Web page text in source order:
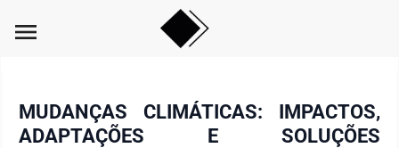
menu
MUDANÇAS CLIMÁTICAS: IMPACTOS,
ADAPTAÇÕES E SOLUÇÕES